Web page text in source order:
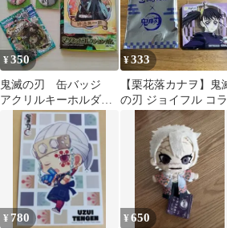
¥350
鬼滅の刃 缶バッジ
アクリルキーホルダ
ー まとめ売り
¥333
【栗花落カナヲ】鬼
の刃 ジョイフル コラ
アクリルキーホルダー
¥ 780 ¥650